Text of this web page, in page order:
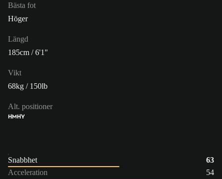
Bästa fot
Höger
Längd
185cm / 6'1"
Vikt
68kg / 150lb
Alt. positioner
HMHY
Snabbhet
63
Acceleration
54